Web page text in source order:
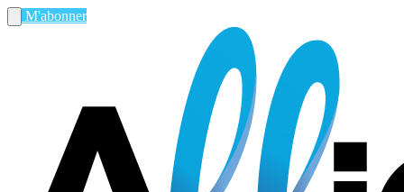
M'abonner